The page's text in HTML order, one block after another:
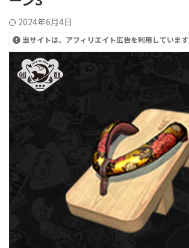
2024年6月4日
当サイトは、アフィリエイト広告を利用しています